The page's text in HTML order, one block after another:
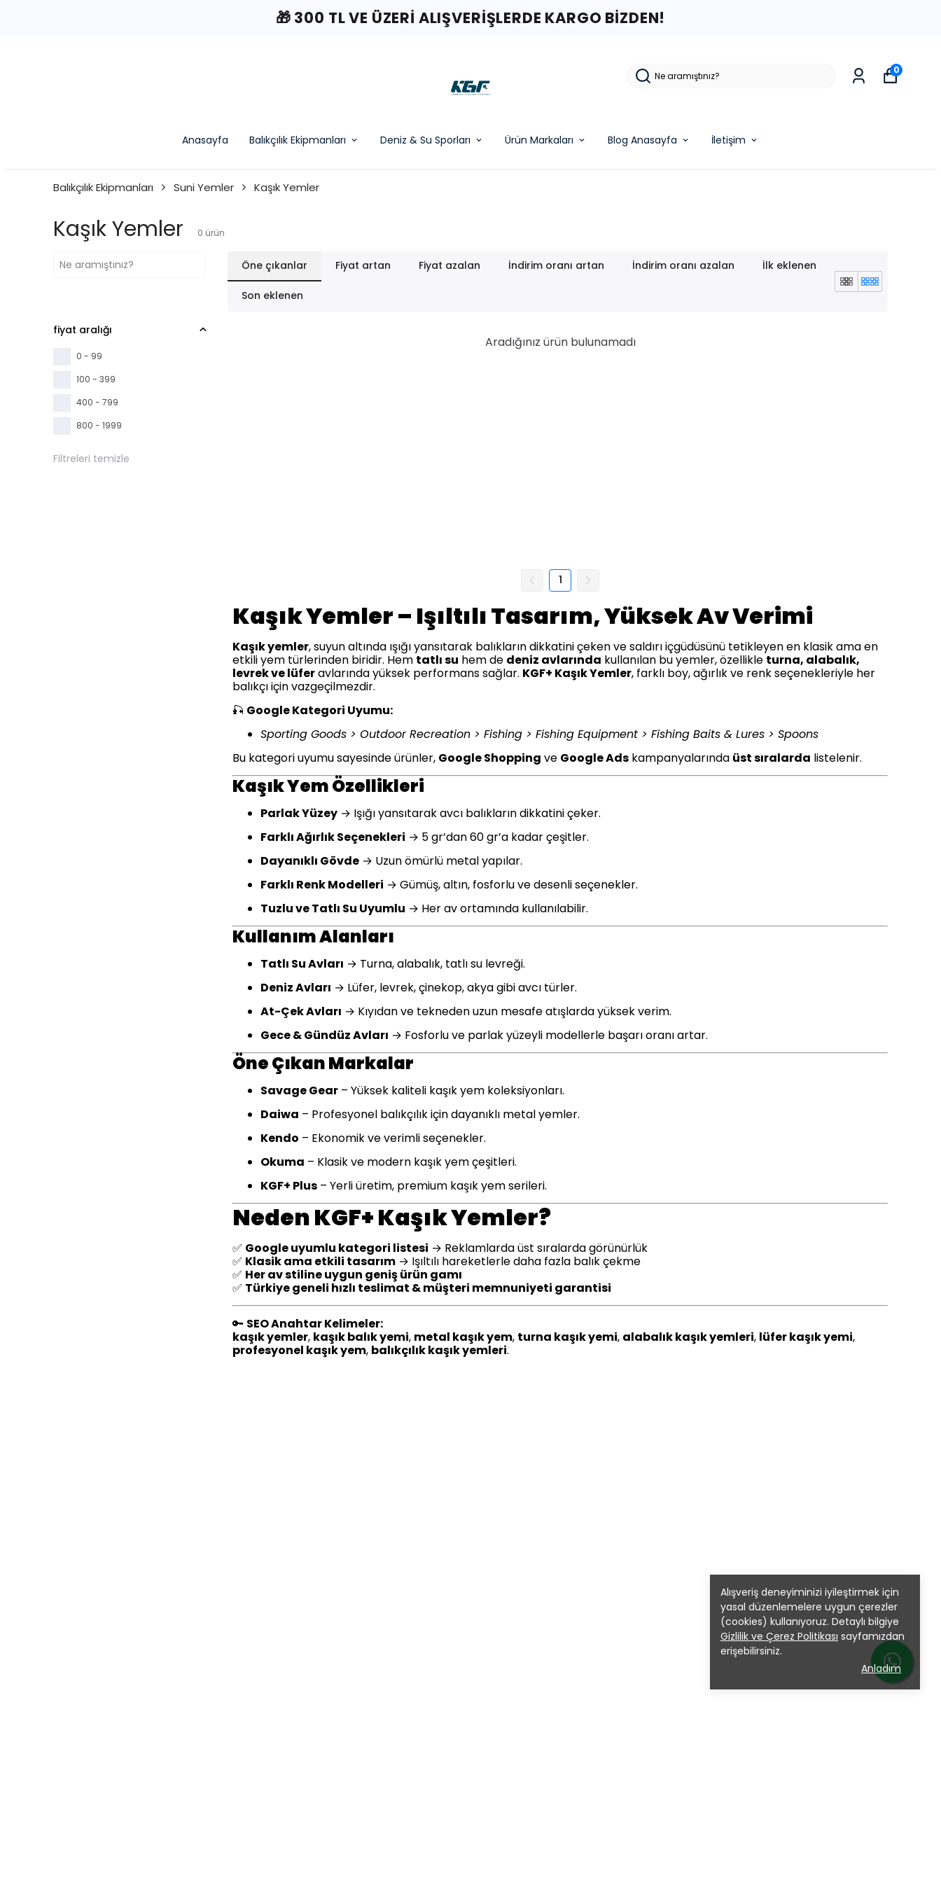
🎁 300 TL VE ÜZERI ALIŞVERIŞLERDE KARGO BIZDEN!
Anasayfa Balıkçılık Ekipmanları Deniz & Su Sporları Ürün Markaları Blog Anasayfa İletişim
0
Alışveriş deneyiminizi iyileştirmek için
yasal düzenlemelere uygun çerezler
(cookies) kullanıyoruz. Detaylı bilgiye
Gizlilik ve Çerez Politikası sayfamızdan
erişebilirsiniz.
Anladım
Balıkçılık Ekipmanları Suni Yemler Kaşık Yemler
Kaşık Yemler 0 ürün
Öne çıkanlar Fiyat artan Fiyat azalan İndirim oranı artan İndirim oranı azalan İlk eklenen
Son eklenen
fiyat aralığı
0 - 99
100 - 399
400 - 799
800 - 1999
Filtreleri temizle
Aradığınız ürün bulunamadı
1
Kaşık Yemler – Işıltılı Tasarım, Yüksek Av Verimi
Kaşık yemler, suyun altında ışığı yansıtarak balıkların dikkatini çeken ve saldırı içgüdüsünü tetikleyen en klasik ama en
etkili yem türlerinden biridir. Hem tatlı su hem de deniz avlarında kullanılan bu yemler, özellikle turna, alabalık,
levrek ve lüferavlarında yüksek performans sağlar. KGF+ Kaşık Yemler, farklı boy, ağırlık ve renk seçenekleriyle her
balıkçı için vazgeçilmezdir.
🎣 Google Kategori Uyumu:
Sporting Goods > Outdoor Recreation > Fishing > Fishing Equipment > Fishing Baits & Lures > Spoons
Bu kategori uyumu sayesinde ürünler, Google Shopping ve Google Ads kampanyalarında üst sıralarda listelenir.
Kaşık Yem Özellikleri
Parlak Yüzey → Işığı yansıtarak avcı balıkların dikkatini çeker.
Farklı Ağırlık Seçenekleri → 5 gr’dan 60 gr’a kadar çeşitler.
Dayanıklı Gövde → Uzun ömürlü metal yapılar.
Farklı Renk Modelleri → Gümüş, altın, fosforlu ve desenli seçenekler.
Tuzlu ve Tatlı Su Uyumlu → Her av ortamında kullanılabilir.
Kullanım Alanları
Tatlı Su Avları → Turna, alabalık, tatlı su levreği.
Deniz Avları → Lüfer, levrek, çinekop, akya gibi avcı türler.
At-Çek Avları → Kıyıdan ve tekneden uzun mesafe atışlarda yüksek verim.
Gece & Gündüz Avları → Fosforlu ve parlak yüzeyli modellerle başarı oranı artar.
Öne Çıkan Markalar
Savage Gear – Yüksek kaliteli kaşık yem koleksiyonları.
Daiwa – Profesyonel balıkçılık için dayanıklı metal yemler.
Kendo – Ekonomik ve verimli seçenekler.
Okuma – Klasik ve modern kaşık yem çeşitleri.
KGF+ Plus – Yerli üretim, premium kaşık yem serileri.
Neden KGF+ Kaşık Yemler?
✅ Google uyumlu kategori listesi → Reklamlarda üst sıralarda görünürlük
✅ Klasik ama etkili tasarım → Işıltılı hareketlerle daha fazla balık çekme
✅ Her av stiline uygun geniş ürün gamı
✅ Türkiye geneli hızlı teslimat & müşteri memnuniyeti garantisi
🔑 SEO Anahtar Kelimeler:
kaşık yemler, kaşık balık yemi, metal kaşık yem, turna kaşık yemi, alabalık kaşık yemleri, lüfer kaşık yemi,
profesyonel kaşık yem, balıkçılık kaşık yemleri.